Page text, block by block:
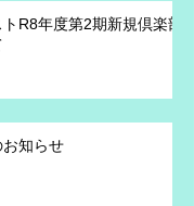
R8年度第2期新規倶楽部
お知らせ